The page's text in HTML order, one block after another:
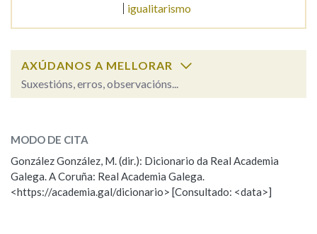
igualitarismo
AXÚDANOS A MELLORAR
Suxestións, erros, observacións...
ESCOLLE UNHA OPCIÓN:
Observación Hai un erro na palabra
Propoño mellorar a definición
MODO DE CITA
González González, M. (dir.): Dicionario da Real Academia
Galega. A Coruña: Real Academia Galega.
<https://academia.gal/dicionario> [Consultado: <data>]